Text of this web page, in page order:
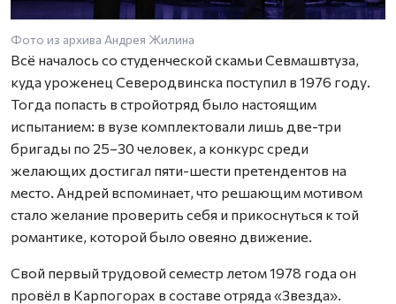
Фото из архива Андрея Жилина
Всё началось со студенческой скамьи Севмашвтуза,
куда уроженец Северодвинска поступил в 1976 году.
Тогда попасть в стройотряд было настоящим
испытанием: в вузе комплектовали лишь две-три
бригады по 25–30 человек, а конкурс среди
желающих достигал пяти-шести претендентов на
место. Андрей вспоминает, что решающим мотивом
стало желание проверить себя и прикоснуться к той
романтике, которой было овеяно движение.
Свой первый трудовой семестр летом 1978 года он
провёл в Карпогорах в составе отряда «Звезда».